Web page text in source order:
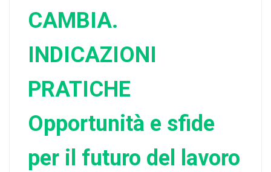
CAMBIA.
INDICAZIONI
PRATICHE
Opportunità e sfide
per il futuro del lavoro